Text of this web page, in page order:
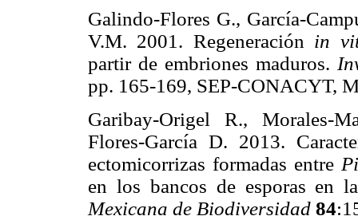
Galindo-Flores G., García-
V.M. 2001. Regeneración in
partir de embriones maduros.
pp. 165-169, SEP-
Garibay-Origel R., Morales-
Flores-García D. 2013.
ectomicorrizas formadas entre
en los bancos de esporas en
Mexicana de Biodiversidad 84